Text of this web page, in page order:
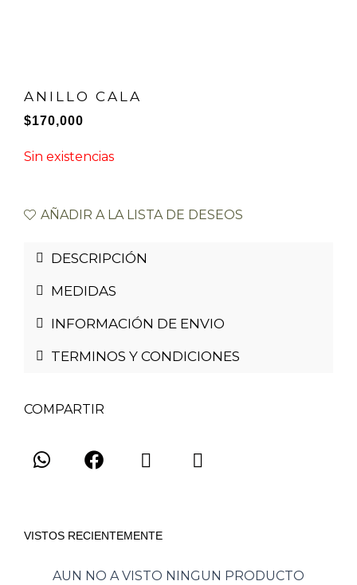
ANILLO CALA
$170,000
Sin existencias
AÑADIR A LA LISTA DE DESEOS
DESCRIPCIÓN
MEDIDAS
INFORMACIÓN DE ENVIO
TERMINOS Y CONDICIONES
COMPARTIR
VISTOS RECIENTEMENTE
AUN NO A VISTO NINGUN PRODUCTO